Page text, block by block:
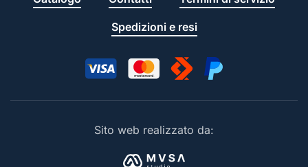
Spedizioni e resi
Sito web realizzato da: